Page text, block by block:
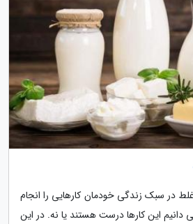
غلط در سبک زندگی خودمان کارهایی را انجام
دانیم این کارها درست هستند یا نه. در این